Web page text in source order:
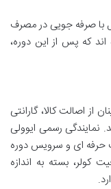
اینورتر در ۲ تا ۳ سال اول با صرفه جویی در مصرف
که پس از این دوره،
از اصالت کالا، گارانتی
رسمی ایوولی
حرفه ای و سرویس دوره
بسته به اندازه